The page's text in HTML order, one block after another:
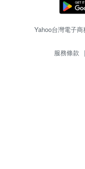
Yahoo台灣電子
服務條款 |